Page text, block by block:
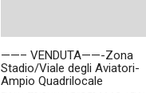
——– VENDUTA——-Zona
Stadio/Viale degli Aviatori-
Ampio Quadrilocale